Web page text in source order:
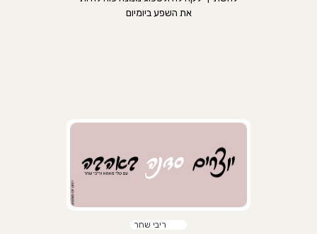
את השפע ביומיום
ריבי שחר